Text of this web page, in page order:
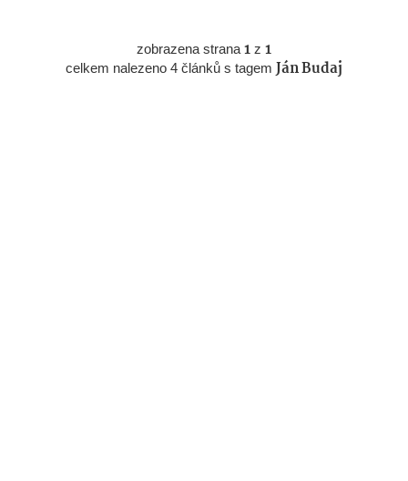
zobrazena strana1z 1
celkem nalezeno 4 článků s tagemJán Budaj